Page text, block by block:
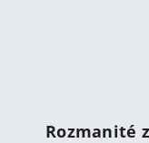
Rozmanité